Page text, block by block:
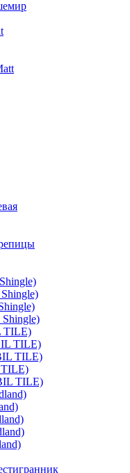
TILE)
TILE)
TILE)
TILE)